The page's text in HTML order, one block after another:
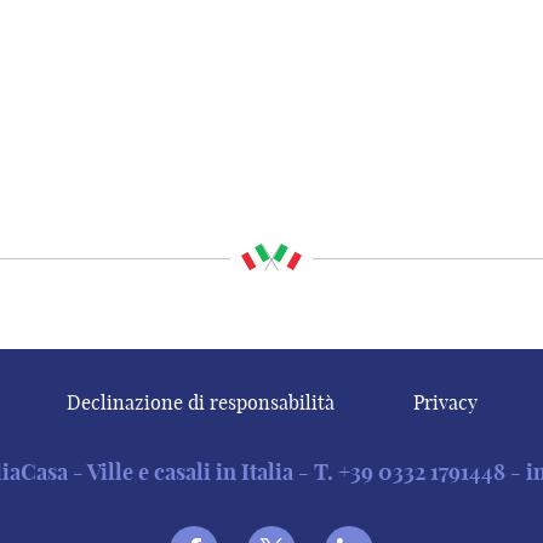
Declinazione di responsabilità Privacy
- Ville e casali in Italia - T. +39 0332 1791448-